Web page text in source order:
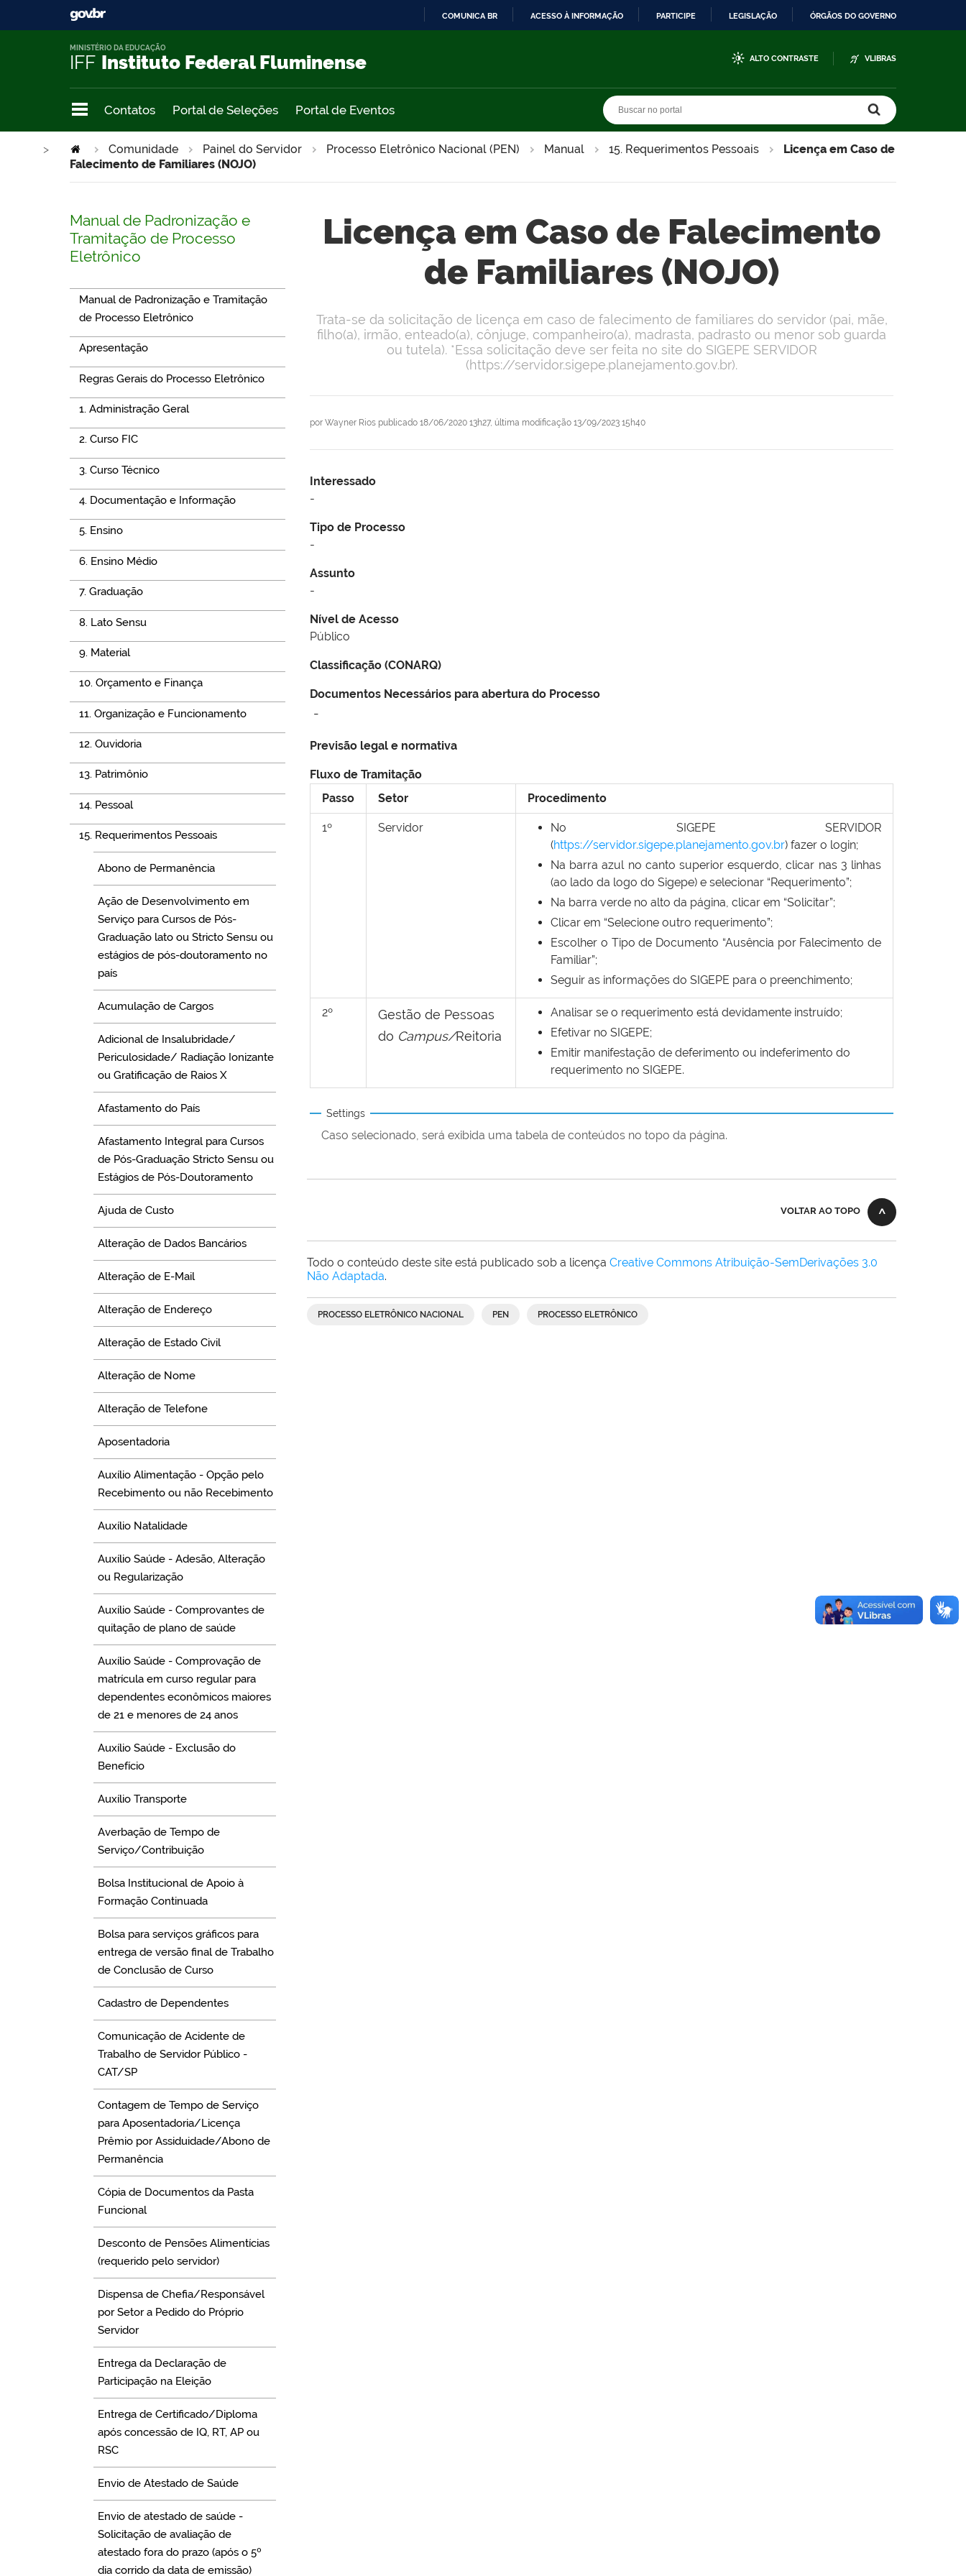
COMUNICA BR ACESSO À INFORMAÇÃO PARTICIPE LEGISLAÇÃO ÓRGÃOS DO GOVERNO
IFF Instituto Federal Fluminense
MINISTÉRIO DA EDUCAÇÃO
ALTO CONTRASTE VLIBRAS
Contatos Portal de Seleções Portal de Eventos
Comunidade Painel do Servidor Processo Eletrônico Nacional (PEN) Manual 15. Requerimentos Pessoais
>
Licença em Caso de
Falecimento de Familiares (NOJO)
Manual de Padronização e
Tramitação de Processo
Eletrônico
Manual de Padronização e Tramitação
de Processo Eletrônico
Apresentação
Regras Gerais do Processo Eletrônico
1. Administração Geral
2. Curso FIC
3. Curso Técnico
4. Documentação e Informação
5. Ensino
6. Ensino Médio
7. Graduação
8. Lato Sensu
9. Material
10. Orçamento e Finança
11. Organização e Funcionamento
12. Ouvidoria
13. Patrimônio
14. Pessoal
15. Requerimentos Pessoais
Abono de Permanência
Ação de Desenvolvimento em
Serviço para Cursos de Pós-
Graduação lato ou Stricto Sensu ou
estágios de pós-doutoramento no
país
Acumulação de Cargos
Adicional de Insalubridade/
Periculosidade/ Radiação Ionizante
ou Gratificação de Raios X
Afastamento do País
Afastamento Integral para Cursos
de Pós-Graduação Stricto Sensu ou
Estágios de Pós-Doutoramento
Ajuda de Custo
Alteração de Dados Bancários
Alteração de E-Mail
Alteração de Endereço
Alteração de Estado Civil
Alteração de Nome
Alteração de Telefone
Aposentadoria
Auxílio Alimentação - Opção pelo
Recebimento ou não Recebimento
Auxílio Natalidade
Auxílio Saúde - Adesão, Alteração
ou Regularização
Auxílio Saúde - Comprovantes de
quitação de plano de saúde
Auxílio Saúde - Comprovação de
matrícula em curso regular para
dependentes econômicos maiores
de 21 e menores de 24 anos
Auxílio Saúde - Exclusão do
Benefício
Auxílio Transporte
Averbação de Tempo de
Serviço/Contribuição
Bolsa Institucional de Apoio à
Formação Continuada
Bolsa para serviços gráficos para
entrega de versão final de Trabalho
de Conclusão de Curso
Cadastro de Dependentes
Comunicação de Acidente de
Trabalho de Servidor Público -
CAT/SP
Contagem de Tempo de Serviço
para Aposentadoria/Licença
Prêmio por Assiduidade/Abono de
Permanência
Cópia de Documentos da Pasta
Funcional
Desconto de Pensões Alimentícias
(requerido pelo servidor)
Dispensa de Chefia/Responsável
por Setor a Pedido do Próprio
Servidor
Entrega da Declaração de
Participação na Eleição
Entrega de Certificado/Diploma
após concessão de IQ, RT, AP ou
RSC
Envio de Atestado de Saúde
Envio de atestado de saúde -
Solicitação de avaliação de
atestado fora do prazo (após o 5º
dia corrido da data de emissão)
Licença em Caso de Falecimento
de Familiares (NOJO)
por Wayner Rios publicado 18/06/2020 13h27, última modificação 13/09/2023 15h40
Trata-se da solicitação de licença em caso de falecimento de familiares do servidor (pai, mãe,
filho(a), irmão, enteado(a), cônjuge, companheiro(a), madrasta, padrasto ou menor sob guarda
ou tutela). *Essa solicitação deve ser feita no site do SIGEPE SERVIDOR
(https://servidor.sigepe.planejamento.gov.br).
Interessado
-
Tipo de Processo
-
Assunto
-
Nível de Acesso
Público
Classificação (CONARQ)
Documentos Necessários para abertura do Processo
-
Previsão legal e normativa
Fluxo de Tramitação
Passo
Setor Procedimento
1º Servidor
No SIGEPE SERVIDOR
(https://servidor.sigepe.planejamento.gov.br) fazer o login;
Na barra azul no canto superior esquerdo, clicar nas 3 linhas
(ao lado da logo do Sigepe) e selecionar “Requerimento”;
Na barra verde no alto da página, clicar em “Solicitar”;
Clicar em “Selecione outro requerimento”;
Escolher o Tipo de Documento “Ausência por Falecimento de
Familiar”;
Seguir as informações do SIGEPE para o preenchimento;
2º
Gestão de Pessoas
do Campus/Reitoria
Analisar se o requerimento está devidamente instruído;
Efetivar no SIGEPE;
Emitir manifestação de deferimento ou indeferimento do
requerimento no SIGEPE.
Settings
Caso selecionado, será exibida uma tabela de conteúdos no topo da página.
VOLTAR AO TOPO
Todo o conteúdo deste site está publicado sob a licença Creative Commons Atribuição-SemDerivações 3.0
Não Adaptada.
PROCESSO ELETRÔNICO NACIONAL PEN PROCESSO ELETRÔNICO